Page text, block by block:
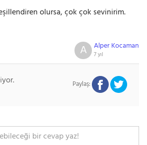
olursa, çok çok sevinirim.
Alper Kocaman
7 yıl
A
Paylaş: